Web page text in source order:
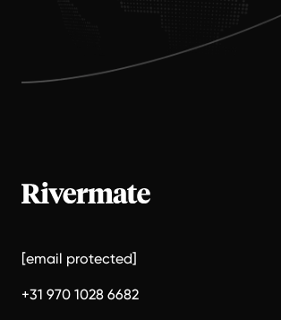
[email protected]
+31 970 1028 6682